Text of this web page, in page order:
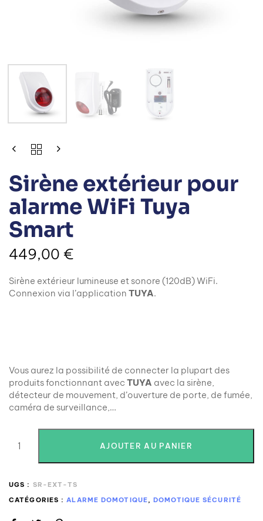
Sirène extérieur pour
alarme WiFi Tuya
Smart
449,00 €
Sirène extérieur lumineuse et sonore (120dB) WiFi.
Connexion via l’application TUYA.
Vous aurez la possibilité de connecter la plupart des
produits fonctionnant avec TUYA avec la sirène,
détecteur de mouvement, d’ouverture de porte, de fumée,
caméra de surveillance,…
AJOUTER AU PANIER
UGS : SR-EXT-TS
CATÉGORIES :ALARME DOMOTIQUE,DOMOTIQUE SÉCURITÉ